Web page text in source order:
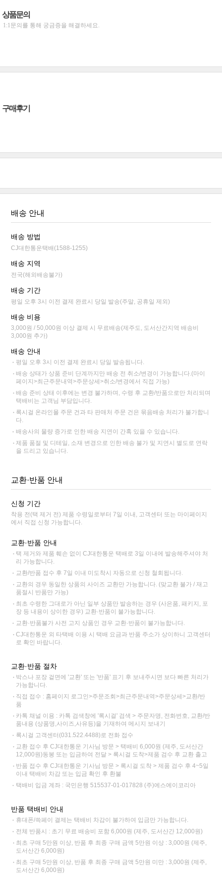
상품문의
1:1문의를 통해 궁금증을 해결하세요.
구매후기
배송 안내
배송 방법
CJ대한통운택배(1588-1255)
배송 지역
전국(해외배송불가)
배송 기간
평일 오후 3시 이전 결제 완료시 당일 발송(주말, 공휴일 제외)
배송 비용
3,000원 / 50,000원 이상 결제 시 무료배송(제주도, 도서산간지역 배송비
3,000원 추가)
배송 안내
평일 오후 3시 이전 결제 완료시 당일 발송됩니다.
배송 상태가 상품 준비 단계까지만 배송 전 취소/변경이 가능합니다.(마이
페이지>최근주문내역>주문상세>취소/변경에서 직접 가능)
배송 준비 상태 이후에는 변경 불가하며, 수령 후 교환/반품으로만 처리되며
택배비는 고객님 부담입니다.
록시걸 온라인몰 주문 건과 타 판매처 주문 건은 묶음배송 처리가 불가합니
다.
배송사의 물량 증가로 인한 배송 지연이 간혹 있을 수 있습니다.
제품 품절 및 디테일, 소재 변경으로 인한 배송 불가 및 지연시 별도로 연락
을 드리고 있습니다.
교환·반품 안내
신청 기간
착용 전(택 제거 전) 제품 수령일로부터 7일 이내, 고객센터 또는 마이페이지
에서 직접 신청 가능합니다.
교환·반품 안내
택 제거와 제품 훼손 없이 CJ대한통운 택배로 3일 이내에 발송해주셔야 처
리 가능합니다.
교환/반품 접수 후 7일 이내 미도착시 자동으로 신청 철회됩니다.
교환의 경우 동일한 상품의 사이즈 교환만 가능합니다. (맞교환 불가 / 재고
품절시 반품만 가능)
최초 수령한 그대로가 아닌 일부 상품만 발송하는 경우 (사은품, 패키지, 포
장 등 내용이 상이한 경우) 교환·반품이 불가능합니다.
교환·반품불가 사전 고지 상품인 경우 교환·반품이 불가능합니다.
CJ대한통운 외 타택배 이용 시 택배 요금과 반품 주소가 상이하니 고객센터
로 확인 바랍니다.
교환·반품 절차
박스나 포장 겉면에 '교환' 또는 '반품' 표기 후 보내주시면 보다 빠른 처리가
가능합니다.
직접 접수 : 홈페이지 로그인>주문조회>최근주문내역>주문상세>교환/반
품
카톡 채널 이용 : 카톡 검색창에 '록시걸' 검색 > 주문자명, 전화번호, 교환/반
품내용 (상품명,사이즈,사유등)을 기재하여 메시지 보내기
록시걸 고객센터(031.522.4488)로 전화 접수
교환 접수 후 CJ대한통운 기사님 방문 > 택배비 6,000원 (제주, 도서산간
12,000원)동봉 또는 입금하여 전달 > 록시걸 도착>제품 검수 후 교환 출고
반품 접수 후 CJ대한통운 기사님 방문 > 록시걸 도착 > 제품 검수 후 4~5일
이내 택배비 차감 또는 입금 확인 후 환불
택배비 입금 계좌 : 국민은행 515537-01-017828 (주)에스에이코리아
반품 택배비 안내
휴대폰/쓱페이 결제는 택배비 차감이 불가하여 입금만 가능합니다.
전체 반품시 : 초기 무료 배송비 포함 6,000원 (제주, 도서산간 12,000원)
최초 구매 5만원 이상, 반품 후 최종 구매 금액 5만원 이상 : 3,000원 (제주,
도서산간 6,000원)
최초 구매 5만원 이상, 반품 후 최종 구매 금액 5만원 미만 : 3,000원 (제주,
도서산간 6,000원)